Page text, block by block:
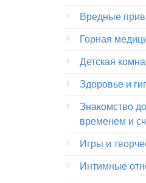
Вредные
Горная
Детская
Здоровье и
Знакомство
временем и
Игры и
Интимные